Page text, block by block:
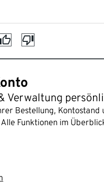
Verwaltung
Bestellung,
Funktionen im